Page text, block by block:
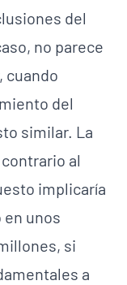
del
no parece
cuando
del
similar. La
al
implicaría
unos
si
a